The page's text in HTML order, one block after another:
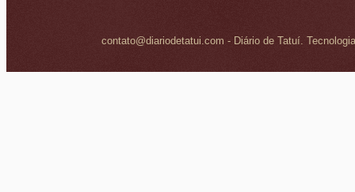
contato@diariodetatui.com - Diário de Tatuí.